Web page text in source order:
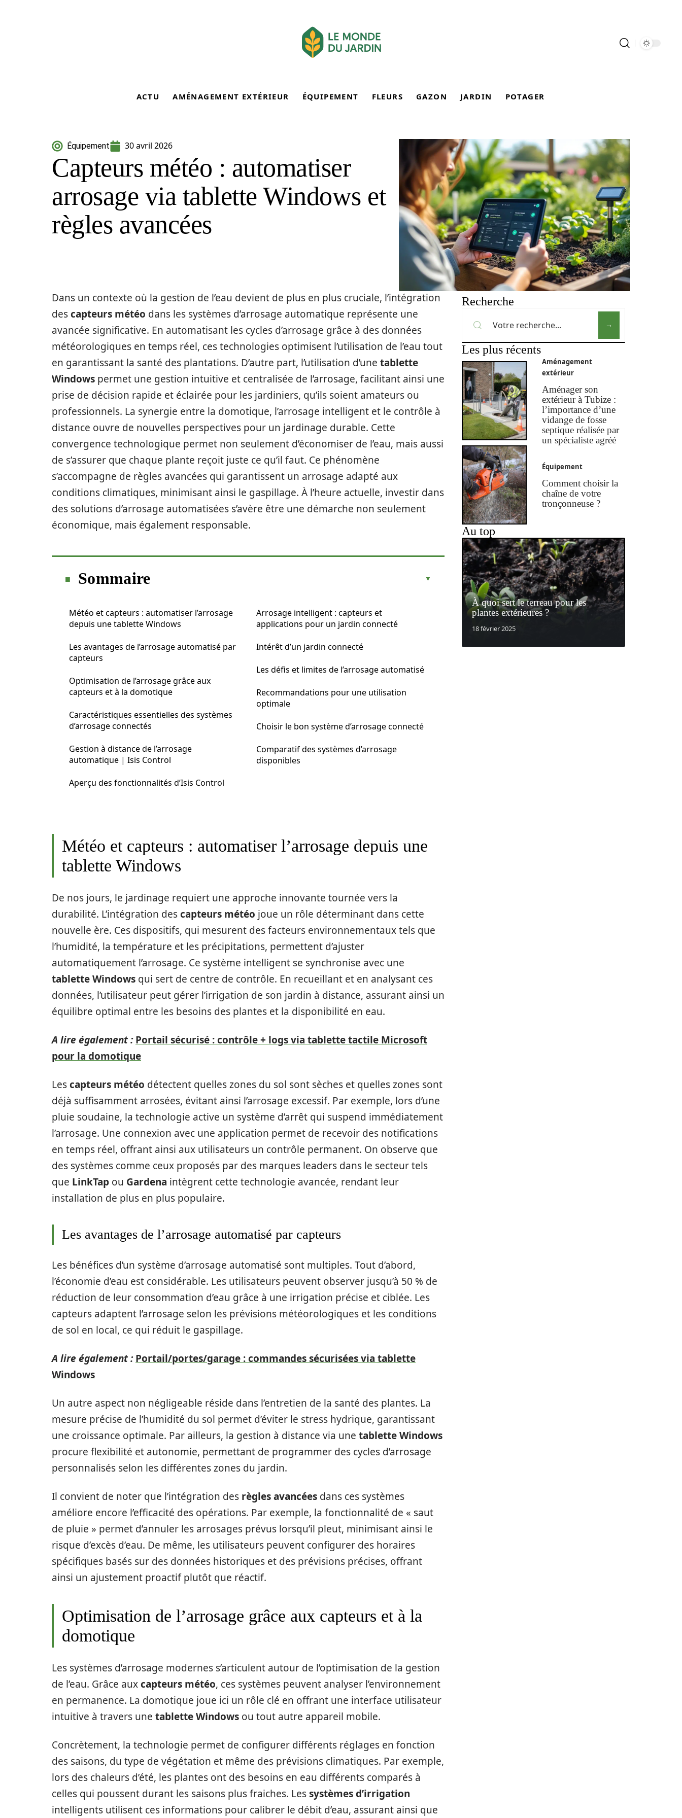
ACTU AMÉNAGEMENT EXTÉRIEUR ÉQUIPEMENT FLEURS GAZON JARDIN POTAGER
Équipement 30 avril 2026
Capteurs météo : automatiser
arrosage via tablette Windows et
règles avancées
Dans un contexte où la gestion de l’eau devient de plus en plus cruciale, l’intégration
descapteurs météo dans les systèmes d’arrosage automatique représente une
avancée significative. En automatisant les cycles d’arrosage grâce à des données
météorologiques en temps réel, ces technologies optimisent l’utilisation de l’eau tout
en garantissant la santé des plantations. D’autre part, l’utilisation d’une tablette
Windows permet une gestion intuitive et centralisée de l’arrosage, facilitant ainsi une
prise de décision rapide et éclairée pour les jardiniers, qu’ils soient amateurs ou
professionnels. La synergie entre la domotique, l’arrosage intelligent et le contrôle à
distance ouvre de nouvelles perspectives pour un jardinage durable. Cette
convergence technologique permet non seulement d’économiser de l’eau, mais aussi
de s’assurer que chaque plante reçoit juste ce qu’il faut. Ce phénomène
s’accompagne de règles avancées qui garantissent un arrosage adapté aux
conditions climatiques, minimisant ainsi le gaspillage. À l’heure actuelle, investir dans
des solutions d’arrosage automatisées s’avère être une démarche non seulement
économique, mais également responsable.
Sommaire
Météo et capteurs : automatiser l’arrosage
depuis une tablette Windows
Les avantages de l’arrosage automatisé par
capteurs
Optimisation de l’arrosage grâce aux
capteurs et à la domotique
Caractéristiques essentielles des systèmes
d’arrosage connectés
Gestion à distance de l’arrosage
automatique | Isis Control
Aperçu des fonctionnalités d’Isis Control
Arrosage intelligent : capteurs et
applications pour un jardin connecté
Intérêt d’un jardin connecté
Les défis et limites de l’arrosage automatisé
Recommandations pour une utilisation
optimale
Choisir le bon système d’arrosage connecté
Comparatif des systèmes d’arrosage
disponibles
Météo et capteurs : automatiser l’arrosage depuis une
tablette Windows
De nos jours, le jardinage requiert une approche innovante tournée vers la
durabilité. L’intégration descapteurs météo joue un rôle déterminant dans cette
nouvelle ère. Ces dispositifs, qui mesurent des facteurs environnementaux tels que
l’humidité, la température et les précipitations, permettent d’ajuster
automatiquement l’arrosage. Ce système intelligent se synchronise avec une
tablette Windows qui sert de centre de contrôle. En recueillant et en analysant ces
données, l’utilisateur peut gérer l’irrigation de son jardin à distance, assurant ainsi un
équilibre optimal entre les besoins des plantes et la disponibilité en eau.
A lire également : Portail sécurisé : contrôle + logs via tablette tactile Microsoft
pour la domotique
Lescapteurs météo détectent quelles zones du sol sont sèches et quelles zones sont
déjà suffisamment arrosées, évitant ainsi l’arrosage excessif. Par exemple, lors d’une
pluie soudaine, la technologie active un système d’arrêt qui suspend immédiatement
l’arrosage. Une connexion avec une application permet de recevoir des notifications
en temps réel, offrant ainsi aux utilisateurs un contrôle permanent. On observe que
des systèmes comme ceux proposés par des marques leaders dans le secteur tels
que LinkTap ou Gardena intègrent cette technologie avancée, rendant leur
installation de plus en plus populaire.
Les avantages de l’arrosage automatisé par capteurs
Les bénéfices d’un système d’arrosage automatisé sont multiples. Tout d’abord,
l’économie d’eau est considérable. Les utilisateurs peuvent observer jusqu’à 50 % de
réduction de leur consommation d’eau grâce à une irrigation précise et ciblée. Les
capteurs adaptent l’arrosage selon les prévisions météorologiques et les conditions
de sol en local, ce qui réduit le gaspillage.
A lire également : Portail/portes/garage : commandes sécurisées via tablette
Windows
Un autre aspect non négligeable réside dans l’entretien de la santé des plantes. La
mesure précise de l’humidité du sol permet d’éviter le stress hydrique, garantissant
une croissance optimale. Par ailleurs, la gestion à distance via une tablette Windows
procure flexibilité et autonomie, permettant de programmer des cycles d’arrosage
personnalisés selon les différentes zones du jardin.
Il convient de noter que l’intégration des règles avancées dans ces systèmes
améliore encore l’efficacité des opérations. Par exemple, la fonctionnalité de « saut
de pluie » permet d’annuler les arrosages prévus lorsqu’il pleut, minimisant ainsi le
risque d’excès d’eau. De même, les utilisateurs peuvent configurer des horaires
spécifiques basés sur des données historiques et des prévisions précises, offrant
ainsi un ajustement proactif plutôt que réactif.
Optimisation de l’arrosage grâce aux capteurs et à la
domotique
Les systèmes d’arrosage modernes s’articulent autour de l’optimisation de la gestion
de l’eau. Grâce auxcapteurs météo, ces systèmes peuvent analyser l’environnement
en permanence. La domotique joue ici un rôle clé en offrant une interface utilisateur
intuitive à travers une tablette Windows ou tout autre appareil mobile.
Concrètement, la technologie permet de configurer différents réglages en fonction
des saisons, du type de végétation et même des prévisions climatiques. Par exemple,
lors des chaleurs d’été, les plantes ont des besoins en eau différents comparés à
celles qui poussent durant les saisons plus fraiches. Lessystèmes d’irrigation
intelligents utilisent ces informations pour calibrer le débit d’eau, assurant ainsi que
Recherche
Les plus récents
Aménagement
extérieur
Aménager son
extérieur à Tubize :
l’importance d’une
vidange de fosse
septique réalisée par
un spécialiste agréé
Équipement
Comment choisir la
chaîne de votre
tronçonneuse ?
Au top
À quoi sert le terreau pour les
plantes extérieures ?
18 février 2025